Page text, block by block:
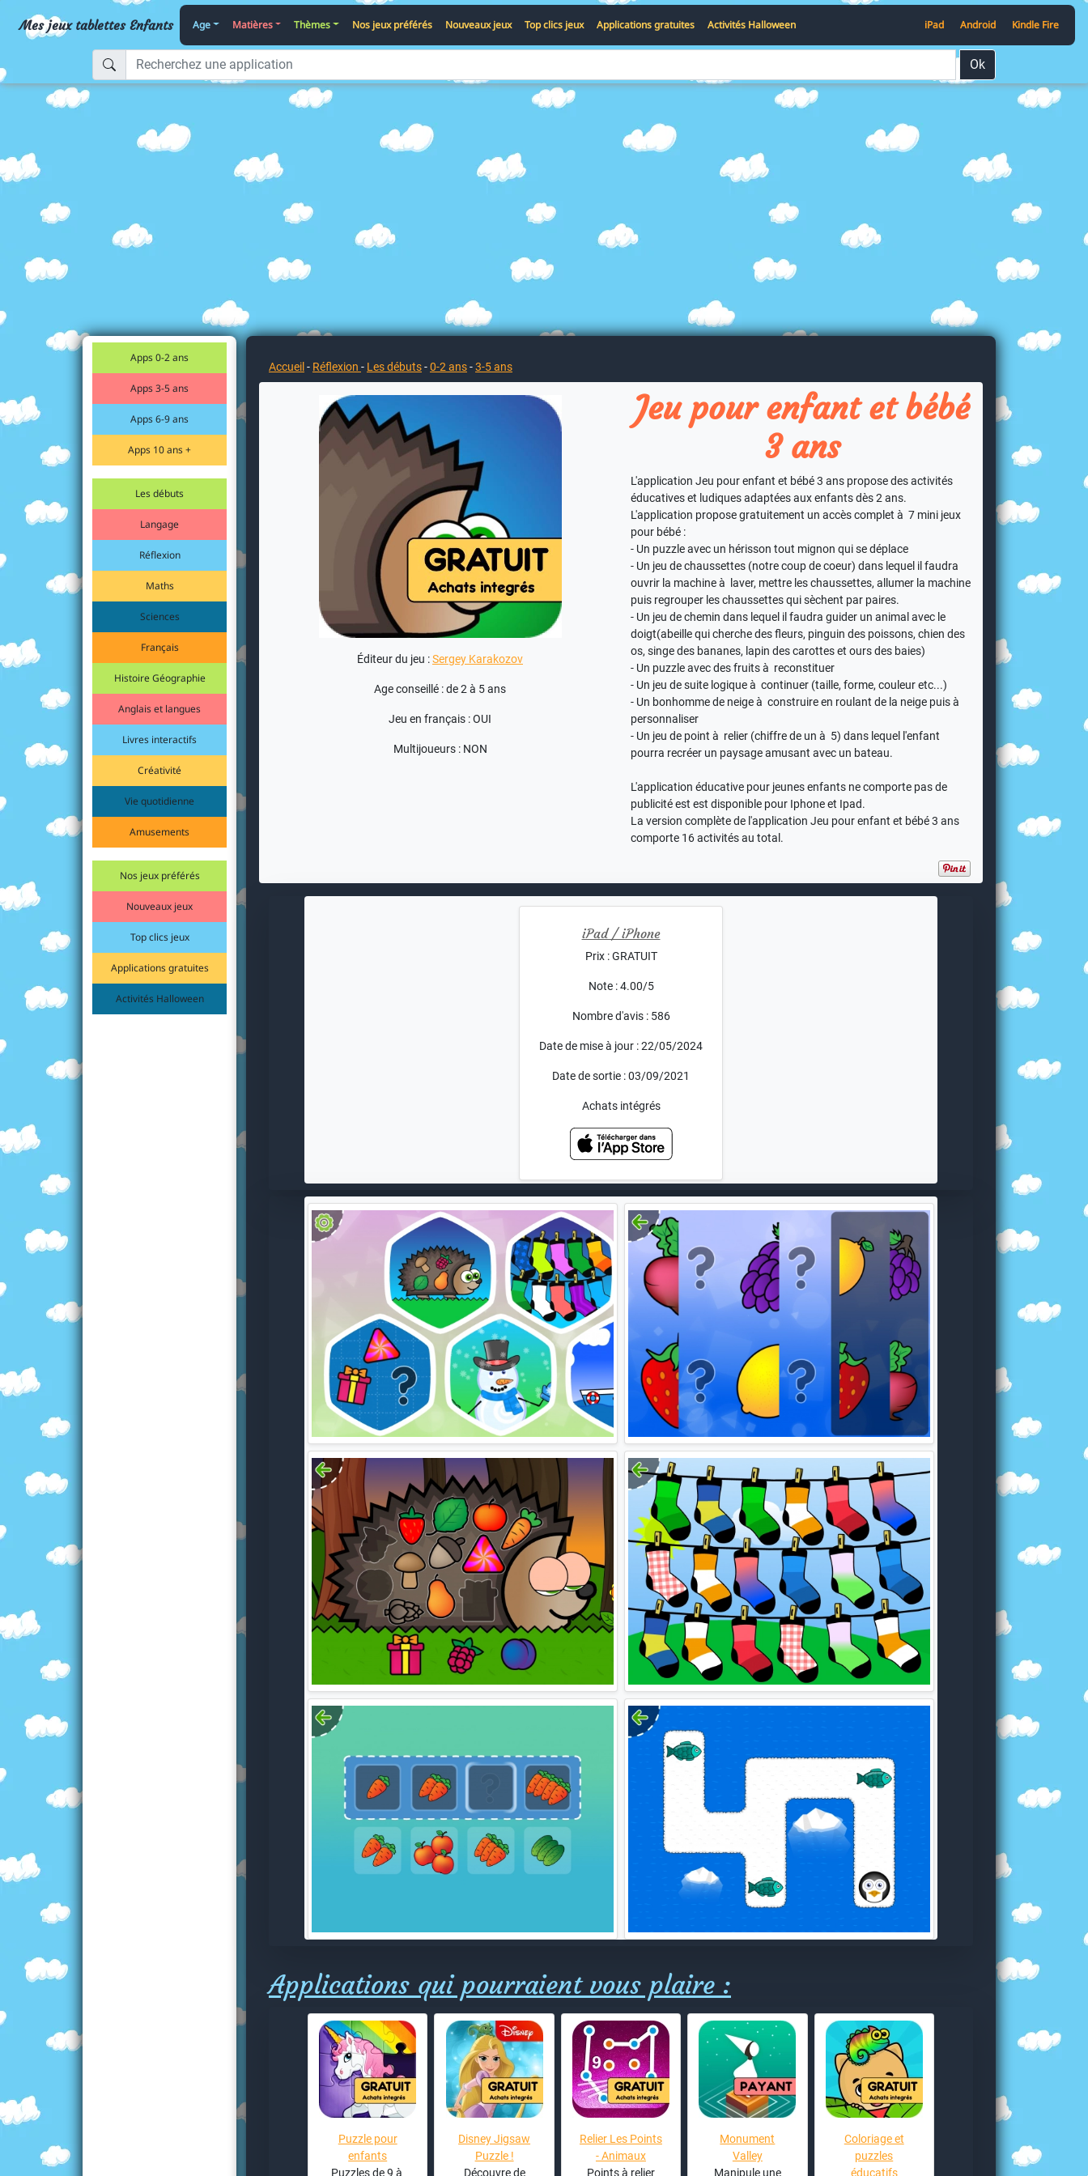
Mes jeux tablettes Enfants Age Matières Thèmes Nos jeux préférés Nouveaux jeux Top clics jeux Applications gratuites Activités Halloween iPad Android Kindle Fire
Ok
Apps 0-2 ans
Apps 3-5 ans
Apps 6-9 ans
Apps 10 ans +
Les débuts
Langage
Réflexion
Maths
Sciences
Français
Histoire Géographie
Anglais et langues
Livres interactifs
Créativité
Vie quotidienne
Amusements
Nos jeux préférés
Nouveaux jeux
Top clics jeux
Applications gratuites
Activités Halloween
Accueil - Réflexion - Les débuts-0-2 ans-3-5 ans
Éditeur du jeu :Sergey Karakozov
Age conseillé : de 2 à 5 ans
Jeu en français : OUI
Multijoueurs : NON
Jeu pour enfant et bébé
3 ans
L'application Jeu pour enfant et bébé 3 ans propose des activités
éducatives et ludiques adaptées aux enfants dès 2 ans.
L'application propose gratuitement un accès complet à 7 mini jeux
pour bébé :
- Un puzzle avec un hérisson tout mignon qui se déplace
- Un jeu de chaussettes (notre coup de coeur) dans lequel il faudra
ouvrir la machine à laver, mettre les chaussettes, allumer la machine
puis regrouper les chaussettes qui sèchent par paires.
- Un jeu de chemin dans lequel il faudra guider un animal avec le
doigt(abeille qui cherche des fleurs, pinguin des poissons, chien des
os, singe des bananes, lapin des carottes et ours des baies)
- Un puzzle avec des fruits à reconstituer
- Un jeu de suite logique à continuer (taille, forme, couleur etc...)
- Un bonhomme de neige à construire en roulant de la neige puis à
personnaliser
- Un jeu de point à relier (chiffre de un à 5) dans lequel l'enfant
pourra recréer un paysage amusant avec un bateau.
L'application éducative pour jeunes enfants ne comporte pas de
publicité est est disponible pour Iphone et Ipad.
La version complète de l'application Jeu pour enfant et bébé 3 ans
comporte 16 activités au total.
iPad / iPhone
Prix : GRATUIT
Note : 4.00/5
Nombre d'avis : 586
Date de mise à jour : 22/05/2024
Date de sortie : 03/09/2021
Achats intégrés
Applications qui pourraient vous plaire :
Puzzle pour
enfants
Puzzles de 9 à
Disney Jigsaw
Puzzle !
Découvre de
Relier Les Points
- Animaux
Points à relier
Monument
Valley
Manipule une
Coloriage et
puzzles
éducatifs